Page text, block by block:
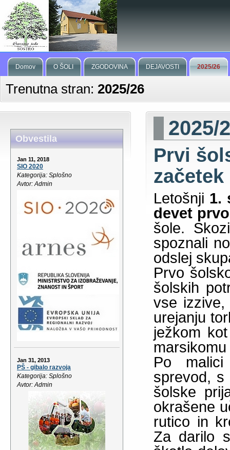
Domov O ŠOLI ZGODOVINA DEJAVOSTI 2025/26
Trenutna stran: 2025/26
Obvestila
Jan 11, 2018
SIO 2020
Kategorija: Splošno
Avtor: Admin
Jan 31, 2013
PŠ - gibalo razvoja
Kategorija: Splošno
Avtor: Admin
2025/
Prvi
Letošnji 1.
devet
šole.
spoznali
odslej
Prvo
šolskih
vse
urejanju
ježkom
Po malici
sprevod, s
šolske
okrašene
rutico in
Za darilo